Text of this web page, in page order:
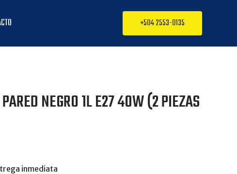
+504 2553-0135
NEGRO 1L E27 40W (2 PIEZAS
inmediata